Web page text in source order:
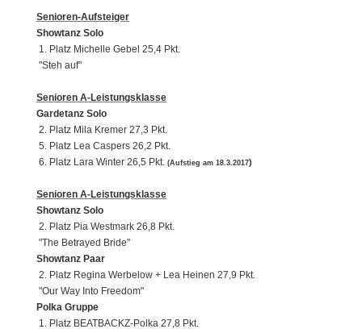
Senioren-Aufsteiger
Showtanz Solo
1. Platz Michelle Gebel 25,4 Pkt.
"Steh auf"
Senioren A-Leistungsklasse
Gardetanz Solo
2. Platz Mila Kremer 27,3 Pkt.
5. Platz Lea Caspers 26,2 Pkt.
6. Platz Lara Winter 26,5 Pkt. (Aufstieg am 18.3.2017)
Senioren A-Leistungsklasse
Showtanz Solo
2. Platz Pia Westmark 26,8 Pkt.
"The Betrayed Bride"
Showtanz Paar
2. Platz Regina Werbelow + Lea Heinen 27,9 Pkt.
"Our Way Into Freedom"
Polka Gruppe
1. Platz BEATBACKZ-Polka 27,8 Pkt.